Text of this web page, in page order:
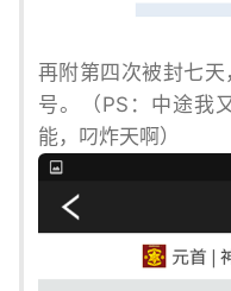
再附第四次被封七
号。（PS：中途我
能，叼炸天啊）